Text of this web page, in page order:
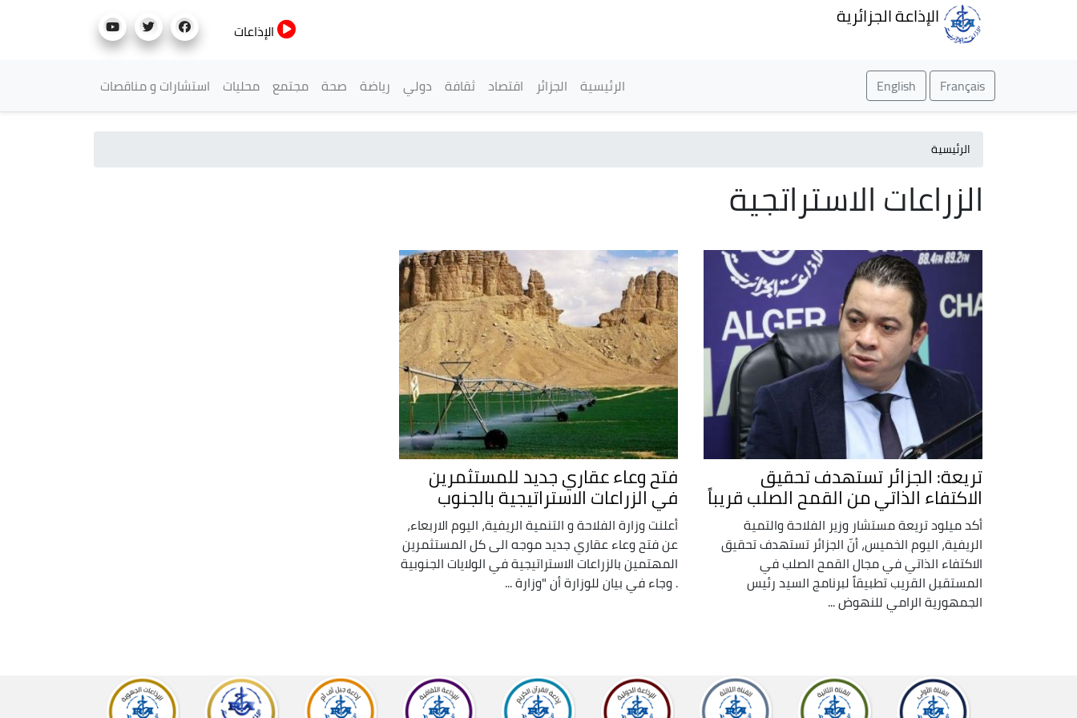
الإذاعة الجزائرية
الإذاعات
Français
English القائمة الرئيسية
الرئيسية الجزائر اقتصاد ثقافة دولي رياضة صحة مجتمع محليات استشارات و مناقصات
الرئيسية
الزراعات الاستراتجية
تريعة: الجزائر تستهدف تحقيق
الاكتفاء الذاتي من القمح الصلب قريباً
أكد ميلود تريعة مستشار وزير الفلاحة والتمية
الريفية، اليوم الخميس، أنّ الجزائر تستهدف تحقيق
الاكتفاء الذاتي في مجال القمح الصلب في
المستقبل القريب تطبيقاً لبرنامج السيد رئيس
الجمهورية الرامي للنهوض ...
فتح وعاء عقاري جديد للمستثمرين
في الزراعات الاستراتيجية بالجنوب
أعلنت وزارة الفلاحة و التنمية الريفية، اليوم الاربعاء،
عن فتح وعاء عقاري جديد موجه الى كل المستثمرين
المهتمين بالزراعات الاستراتيجية في الولايات الجنوبية
. وجاء في بيان للوزارة أن "وزارة ...